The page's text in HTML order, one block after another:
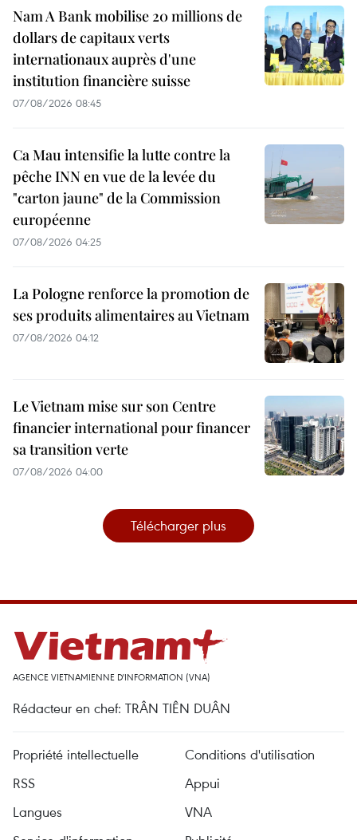
Nam A Bank mobilise 20 millions de
dollars de capitaux verts
internationaux auprès d'une
institution financière suisse
07/08/2026 08:45
Ca Mau intensifie la lutte contre la
pêche INN en vue de la levée du
"carton jaune" de la Commission
européenne
07/08/2026 04:25
La Pologne renforce la promotion de
ses produits alimentaires au Vietnam
07/08/2026 04:12
Le Vietnam mise sur son Centre
financier international pour financer
sa transition verte
07/08/2026 04:00
Télécharger plus
AGENCE VIETNAMIENNE D'INFORMATION (VNA)
Rédacteur en chef: TRÂN TIÊN DUÂN
Propriété intellectuelle
Conditions d'utilisation
RSS
Appui
Langues
VNA